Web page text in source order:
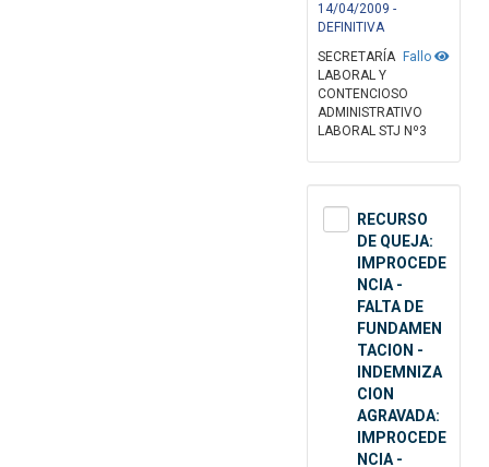
14/04/2009 -
DEFINITIVA
Fallo
SECRETARÍA
LABORAL Y
CONTENCIOSO
ADMINISTRATIVO
LABORAL STJ Nº3
RECURSO
DE QUEJA:
IMPROCEDE
NCIA -
FALTA DE
FUNDAMEN
TACION -
INDEMNIZA
CION
AGRAVADA:
IMPROCEDE
NCIA -